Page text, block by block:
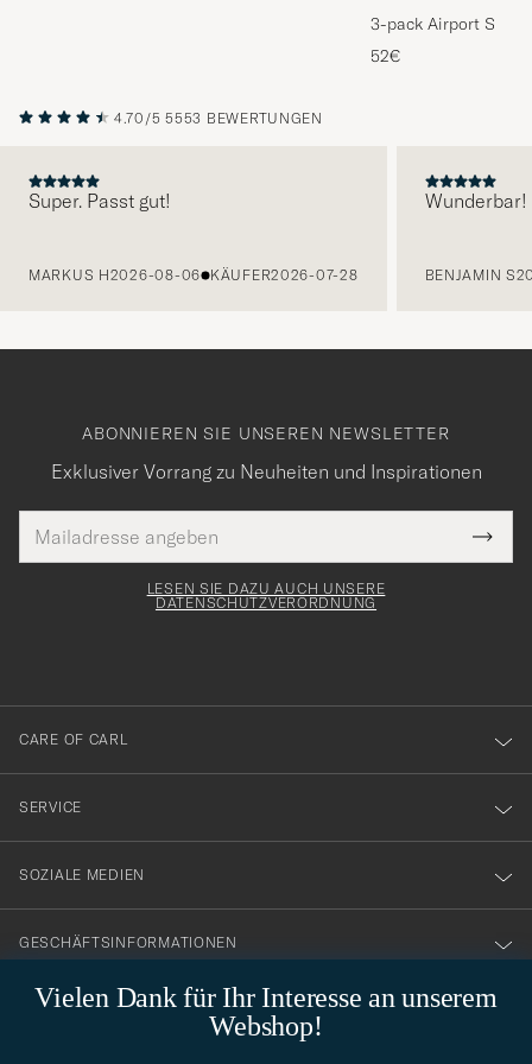
3-pack Airport
Melange
52€
4.70/5 5553 BEWERTUNGEN
Super. Passt gut!
MARKUS H2026-08-06 KÄUFER2026-07-28
Wunderbar!
BENJAMIN S
Vielen Dank für Ihr Interesse an unserem
Webshop!
ABONNIEREN SIE UNSEREN NEWSLETTER
Exklusiver Vorrang zu Neuheiten und Inspirationen
Mail
Adresse
Tack
för
dig
till
vårt
nyhetsbrev!
LESEN SIE DAZU AUCH UNSERE
DATENSCHUTZVERORDNUNG
CARE OF CARL
SERVICE
SOZIALE MEDIEN
GESCHÄFTSINFORMATIONEN